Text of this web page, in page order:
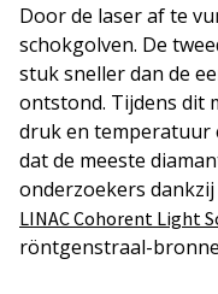
Door de laser af te
schokgolven. De
stuk sneller dan de
ontstond. Tijdens dit
druk en temperatuur
dat de meeste
onderzoekers dankzij
LINAC Cohorent Light
röntgenstraal-